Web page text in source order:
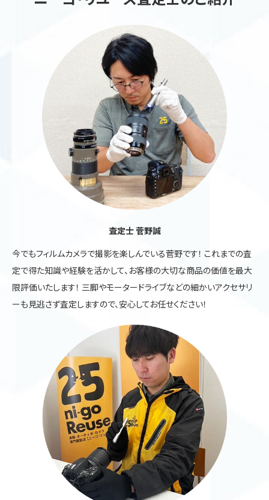
査定士 菅野誠
今でもフィルムカメラで撮影を楽しんでいる菅野です！ これまでの査
定で得た知識や経験を活かして、お客様の大切な商品の価値を最大
限評価いたします！ 三脚やモータードライブなどの細かいアクセサリ
ーも見逃さず査定しますので、安心してお任せください！